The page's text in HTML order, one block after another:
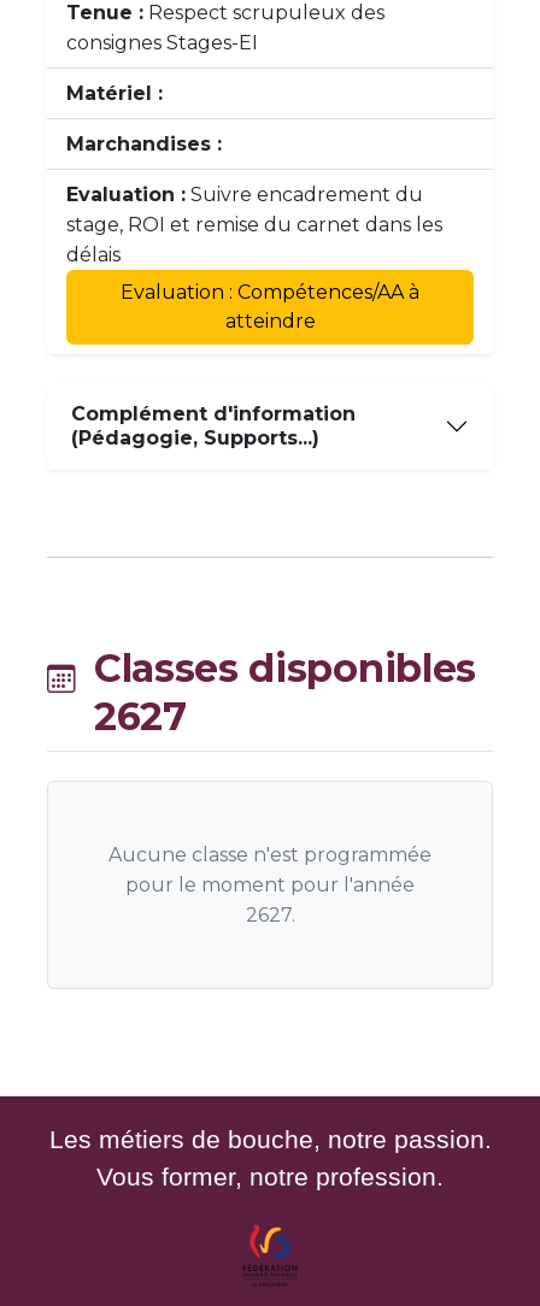
Tenue : Respect scrupuleux des
consignes Stages-EI
Matériel :
Marchandises :
Evaluation : Suivre encadrement du
stage, ROI et remise du carnet dans les
délais
Evaluation : Compétences/AA à
atteindre
Complément d'information
(Pédagogie, Supports...)
Classes disponibles
2627
Aucune classe n'est programmée
pour le moment pour l'année
2627.
Les métiers de bouche, notre passion.
Vous former, notre profession.